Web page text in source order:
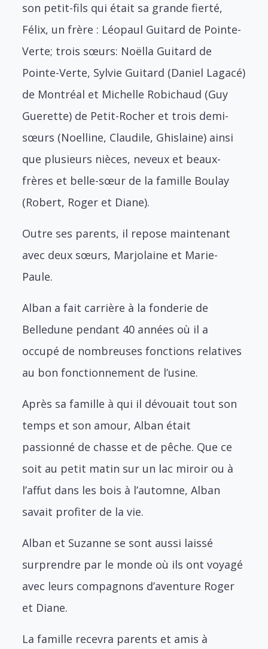
son petit-fils qui était sa grande fierté,
Félix, un frère : Léopaul Guitard de Pointe-
Verte; trois sœurs: Noëlla Guitard de
Pointe-Verte, Sylvie Guitard (Daniel Lagacé)
de Montréal et Michelle Robichaud (Guy
Guerette) de Petit-Rocher et trois demi-
sœurs (Noelline, Claudile, Ghislaine) ainsi
que plusieurs nièces, neveux et beaux-
frères et belle-sœur de la famille Boulay
(Robert, Roger et Diane).
Outre ses parents, il repose maintenant
avec deux sœurs, Marjolaine et Marie-
Paule.
Alban a fait carrière à la fonderie de
Belledune pendant 40 années où il a
occupé de nombreuses fonctions relatives
au bon fonctionnement de l’usine.
Après sa famille à qui il dévouait tout son
temps et son amour, Alban était
passionné de chasse et de pêche. Que ce
soit au petit matin sur un lac miroir ou à
l’affut dans les bois à l’automne, Alban
savait profiter de la vie.
Alban et Suzanne se sont aussi laissé
surprendre par le monde où ils ont voyagé
avec leurs compagnons d’aventure Roger
et Diane.
La famille recevra parents et amis à